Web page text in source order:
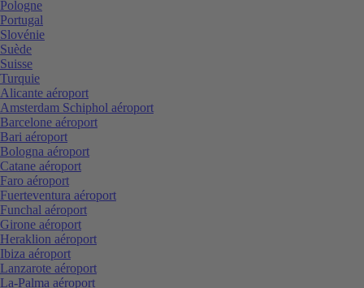
Pologne
Portugal
Slovénie
Suède
Suisse
Turquie
Alicante aéroport
Amsterdam Schiphol aéroport
Barcelone aéroport
Bari aéroport
Bologna aéroport
Catane aéroport
Faro aéroport
Fuerteventura aéroport
Funchal aéroport
Girone aéroport
Heraklion aéroport
Ibiza aéroport
Lanzarote aéroport
La-Palma aéroport